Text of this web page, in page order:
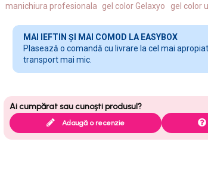
manichiura profesionala gel color Gelaxyo gel color
MAI IEFTIN ȘI MAI COMOD LA EASYBOX
Plasează o comandă cu livrare la cel mai
transport mai mic.
Adaugă o recenzie